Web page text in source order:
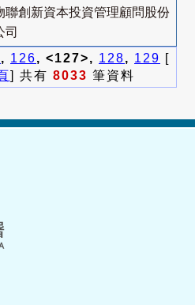
聯創新資本投資管理顧問股份
司
, 126, <127>, 128, 129 [
] 共有 8033 筆資料